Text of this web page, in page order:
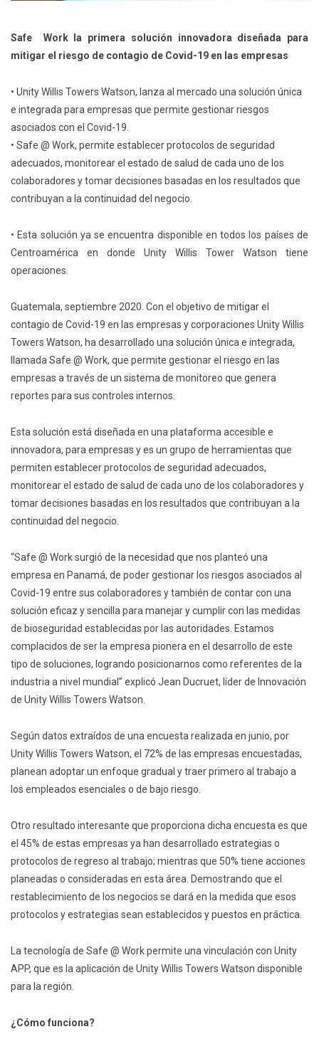
Safe Work la primera solución innovadora diseñada para
mitigar el riesgo de contagio de Covid-19 en las empresas
• Unity Willis Towers Watson, lanza al mercado una solución única
e integrada para empresas que permite gestionar riesgos
asociados con el Covid-19.
• Safe @ Work, permite establecer protocolos de seguridad
adecuados, monitorear el estado de salud de cada uno de los
colaboradores y tomar decisiones basadas en los resultados que
contribuyan a la continuidad del negocio.
• Esta solución ya se encuentra disponible en todos los países de
Centroamérica en donde Unity Willis Tower Watson tiene
operaciones.
Guatemala, septiembre 2020. Con el objetivo de mitigar el
contagio de Covid-19 en las empresas y corporaciones Unity Willis
Towers Watson, ha desarrollado una solución única e integrada,
llamada Safe @ Work, que permite gestionar el riesgo en las
empresas a través de un sistema de monitoreo que genera
reportes para sus controles internos.
Esta solución está diseñada en una plataforma accesible e
innovadora, para empresas y es un grupo de herramientas que
permiten establecer protocolos de seguridad adecuados,
monitorear el estado de salud de cada uno de los colaboradores y
tomar decisiones basadas en los resultados que contribuyan a la
continuidad del negocio.
“Safe @ Work surgió de la necesidad que nos planteó una
empresa en Panamá, de poder gestionar los riesgos asociados al
Covid-19 entre sus colaboradores y también de contar con una
solución eficaz y sencilla para manejar y cumplir con las medidas
de bioseguridad establecidas por las autoridades. Estamos
complacidos de ser la empresa pionera en el desarrollo de este
tipo de soluciones, logrando posicionarnos como referentes de la
industria a nivel mundial” explicó Jean Ducruet, líder de Innovación
de Unity Willis Towers Watson.
Según datos extraídos de una encuesta realizada en junio, por
Unity Willis Towers Watson, el 72% de las empresas encuestadas,
planean adoptar un enfoque gradual y traer primero al trabajo a
los empleados esenciales o de bajo riesgo.
Otro resultado interesante que proporciona dicha encuesta es que
el 45% de estas empresas ya han desarrollado estrategias o
protocolos de regreso al trabajo; mientras que 50% tiene acciones
planeadas o consideradas en esta área. Demostrando que el
restablecimiento de los negocios se dará en la medida que esos
protocolos y estrategias sean establecidos y puestos en práctica.
La tecnología de Safe @ Work permite una vinculación con Unity
APP, que es la aplicación de Unity Willis Towers Watson disponible
para la región.
¿Cómo funciona?